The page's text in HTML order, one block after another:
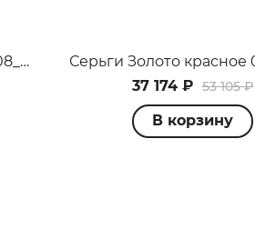
Серьги Золото жёлтое 099108_02_03_005_3129
37 174 ₽ 53 105 ₽
В корзину